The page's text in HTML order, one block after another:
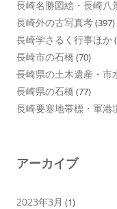
長崎名勝図絵・長崎八
長崎外の古写真考(397)
長崎学さるく行事ほか
長崎市の石橋 (70)
長崎県の土木遺産・市
長崎県の石橋 (77)
長崎要塞地帯標・軍港
アーカイブ
2023年3月 (1)